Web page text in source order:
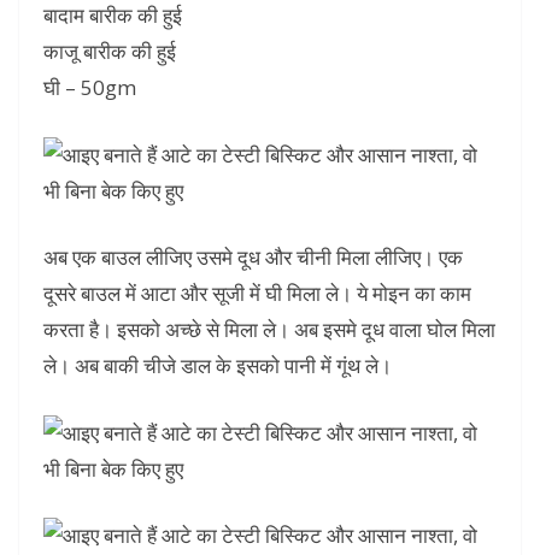
बादाम बारीक की हुई
काजू बारीक की हुई
घी – 50gm
अब एक बाउल लीजिए उसमे दूध और चीनी मिला लीजिए। एक
दूसरे बाउल में आटा और सूजी में घी मिला ले। ये मोइन का काम
करता है। इसको अच्छे से मिला ले। अब इसमे दूध वाला घोल मिला
ले। अब बाकी चीजे डाल के इसको पानी में गूंथ ले।